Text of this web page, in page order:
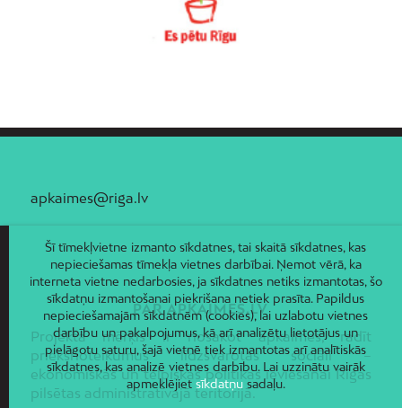
apkaimes@riga.lv
PAR APKAIMES.LV
Projekta mērķis ir nosakot apkaimes, radīt
priekšnoteikumus līdzsvarotas sociāli –
ekonomiskās un telpiskās politikas ieviešanai Rīgas
pilsētas administratīvajā teritorijā.
Šī tīmekļvietne izmanto sīkdatnes, tai skaitā sīkdatnes, kas
nepieciešamas tīmekļa vietnes darbībai. Ņemot vērā, ka
interneta vietne nedarbosies, ja sīkdatnes netiks izmantotas, šo
sīkdatņu izmantošanai piekrišana netiek prasīta. Papildus
nepieciešamajām sīkdatnēm (cookies), lai uzlabotu vietnes
darbību un pakalpojumus, kā arī analizētu lietotājus un
pielāgotu saturu, šajā vietnē tiek izmantotas arī analītiskās
sīkdatnes, kas analizē vietnes darbību. Lai uzzinātu vairāk
apmeklējietsīkdatņusadaļu.